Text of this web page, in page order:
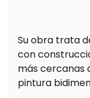
Su obra trata
con
más cercanas
pintura